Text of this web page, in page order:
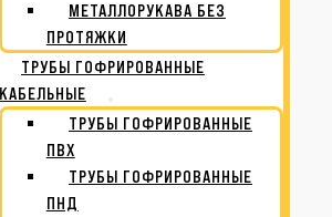
МЕТАЛЛОРУКАВА БЕЗ
ПРОТЯЖКИ
ТРУБЫ ГОФРИРОВАННЫЕ
КАБЕЛЬНЫЕ
ТРУБЫ ГОФРИРОВАННЫЕ
ПВХ
ТРУБЫ ГОФРИРОВАННЫЕ
ПНД